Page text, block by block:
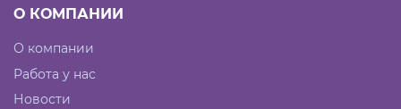
О КОМПАНИИ
О компании
Работа у нас
Новости